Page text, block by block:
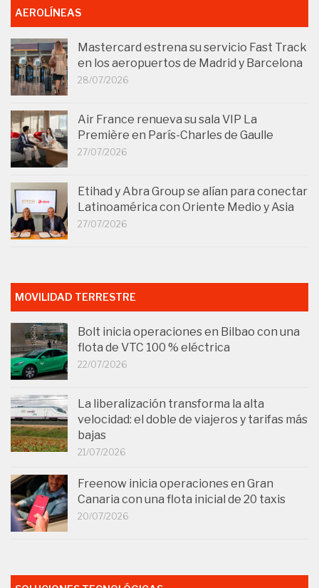
AEROLÍNEAS
Mastercard estrena su servicio Fast Track
en los aeropuertos de Madrid y Barcelona
28/07/2026
Air France renueva su sala VIP La
Première en París-Charles de Gaulle
27/07/2026
Etihad y Abra Group se alían para conectar
Latinoamérica con Oriente Medio y Asia
27/07/2026
MOVILIDAD TERRESTRE
Bolt inicia operaciones en Bilbao con una
flota de VTC 100 % eléctrica
22/07/2026
La liberalización transforma la alta
velocidad: el doble de viajeros y tarifas más
bajas
21/07/2026
Freenow inicia operaciones en Gran
Canaria con una flota inicial de 20 taxis
20/07/2026